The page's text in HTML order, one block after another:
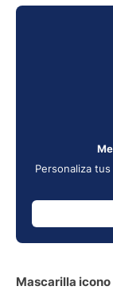
Personaliza
Mascarilla